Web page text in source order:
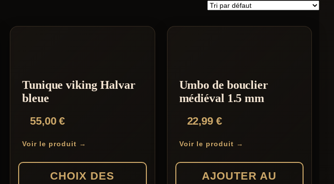
Tunique viking Halvar
bleue
55,00€
Voir le produit →
CHOIX DES
Umbo de bouclier
médiéval 1.5 mm
22,99 €
Voir le produit →
AJOUTER AU